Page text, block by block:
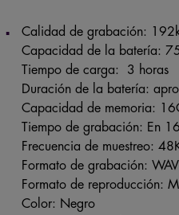
Calidad de grabación:
Capacidad de la batería:
Tiempo de carga: 3 horas
Duración de la batería:
Capacidad de memoria:
Tiempo de grabación: En
Frecuencia de muestreo:
Formato de grabación: WAV
Formato de reproducción:
Color: Negro